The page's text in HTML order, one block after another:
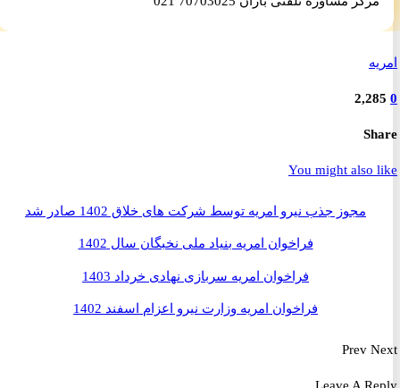
You might
مجوز جذب نیرو امریه توسط شرکت های خلاق 1402 صادر شد
فراخوان امریه بنیاد ملی نخبگان سال 1402
فراخوان امریه سربازی نهادی خرداد 1403
فراخوان امریه وزارت نیرو اعزام اسفند 1402
Prev
Leave A